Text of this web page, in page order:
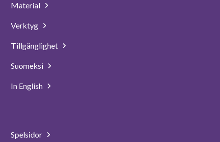
Material
Verktyg
Tillgänglighet
Suomeksi
In English
Spelsidor